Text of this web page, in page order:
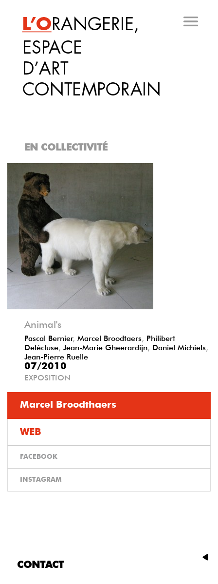
principal
EN COLLECTIVITÉ
Animal's
Pascal Bernier, Marcel Broodtaers Philibert
Delécluse Jean-Marie Gheerardijn Daniel Michiels
Jean-Pierre Ruelle
07/2010
EXPOSITION
Marcel Broodthaers
WEB
FACEBOOK
INSTAGRAM
CONTACT